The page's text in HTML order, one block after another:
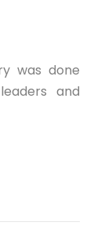
was done
and